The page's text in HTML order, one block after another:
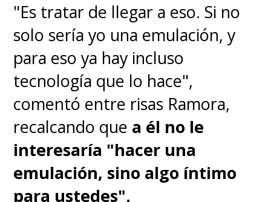
"Es tratar de llegar a eso. Si no
solo sería yo una emulación, y
para eso ya hay incluso
tecnología que lo hace",
comentó entre risas Ramora,
recalcando que a él no le
interesaría "hacer una
emulación, sino algo íntimo
para ustedes".